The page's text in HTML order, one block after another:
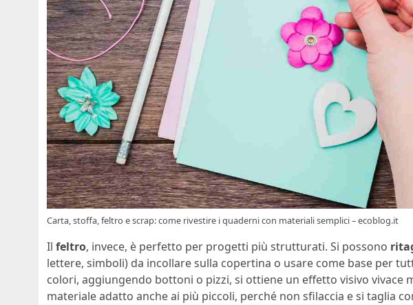
Carta, stoffa, feltro e scrap: come rivestire i quaderni con materiali semplici – ecoblog.it
Il feltro, invece, è perfetto per progetti più strutturati. Si possono
lettere, simboli) da incollare sulla copertina o usare come base per
colori, aggiungendo bottoni o pizzi, si ottiene un effetto visivo vivace
materiale adatto anche ai più piccoli, perché non sfilaccia e si taglia